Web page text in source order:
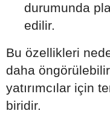
durumunda
edilir.
Bu özellikleri
daha
yatırımcılar için
biridir.